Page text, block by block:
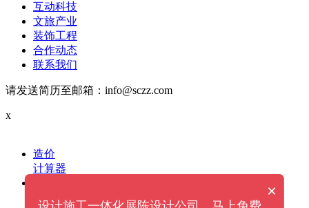
互动科技
文旅产业
装饰工程
合作动态
联系我们
请发送简历至邮箱：info@sczz.com
x
造价
计算器
×